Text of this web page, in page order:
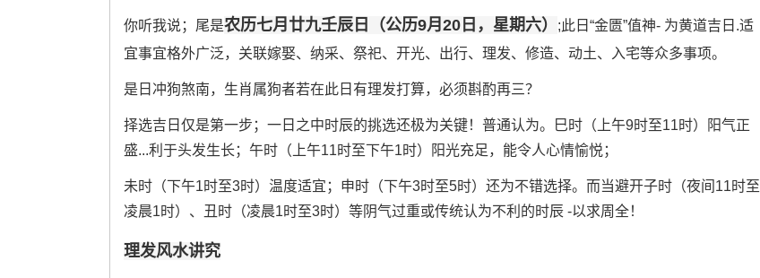
你听我说；尾是农历七月廿九壬辰日（公历9月20日，星期六）
;此日“金匮”值神- 为黄道吉日.适
宜事宜格外广泛，关联嫁娶、纳采、祭祀、开光、出行、理发、修造、动土、入宅等众多事项。
是日冲狗煞南，生肖属狗者若在此日有理发打算，必须斟酌再三？
择选吉日仅是第一步；一日之中时辰的挑选还极为关键！普通认为。巳时（上午9时至11时）阳气正
盛...利于头发生长；午时（上午11时至下午1时）阳光充足，能令人心情愉悦；
未时（下午1时至3时）温度适宜；申时（下午3时至5时）还为不错选择。而当避开子时（夜间11时至
凌晨1时）、丑时（凌晨1时至3时）等阴气过重或传统认为不利的时辰 -以求周全！
理发风水讲究